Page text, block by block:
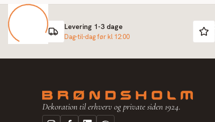
Levering 1-3 dage
Dag-til-dag før kl 12:00
Dekoration til erhverv og private siden 1924.